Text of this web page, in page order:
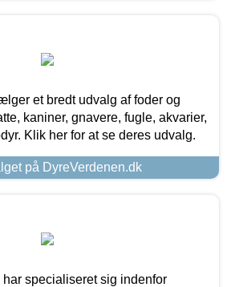
et bredt udvalg af foder og
kaniner, gnavere, fugle, akvarier,
Klik her for at se deres udvalg.
på DyreVerdenen.dk
specialiseret sig indenfor